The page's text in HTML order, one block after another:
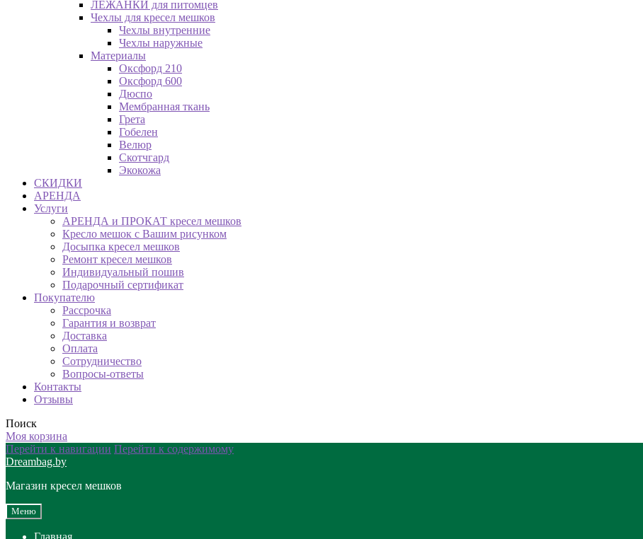
ЛЕЖАНКИ для питомцев
Чехлы для кресел мешков
Чехлы внутренние
Чехлы наружные
Материалы
Оксфорд 210
Оксфорд 600
Дюспо
Мембранная ткань
Грета
Гобелен
Велюр
Скотчгард
Экокожа
СКИДКИ
АРЕНДА
Услуги
АРЕНДА и ПРОКАТ кресел мешков
Кресло мешок с Вашим рисунком
Досыпка кресел мешков
Ремонт кресел мешков
Индивидуальный пошив
Подарочный сертификат
Покупателю
Рассрочка
Гарантия и возврат
Доставка
Оплата
Сотрудничество
Вопросы-ответы
Контакты
Отзывы
Поиск
Моя корзина
Перейти к навигации Перейти к содержимому
Dreambag.by
Магазин кресел мешков
Меню
Главная